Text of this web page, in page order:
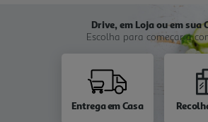
Drive, em Loja ou em sua
Escolha para começar a
Entrega em Casa